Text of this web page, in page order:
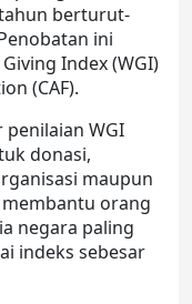
berturut-
ini
Index (WGI)
(CAF).
penilaian WGI
donasi,
maupun
orang
negara paling
indeks sebesar